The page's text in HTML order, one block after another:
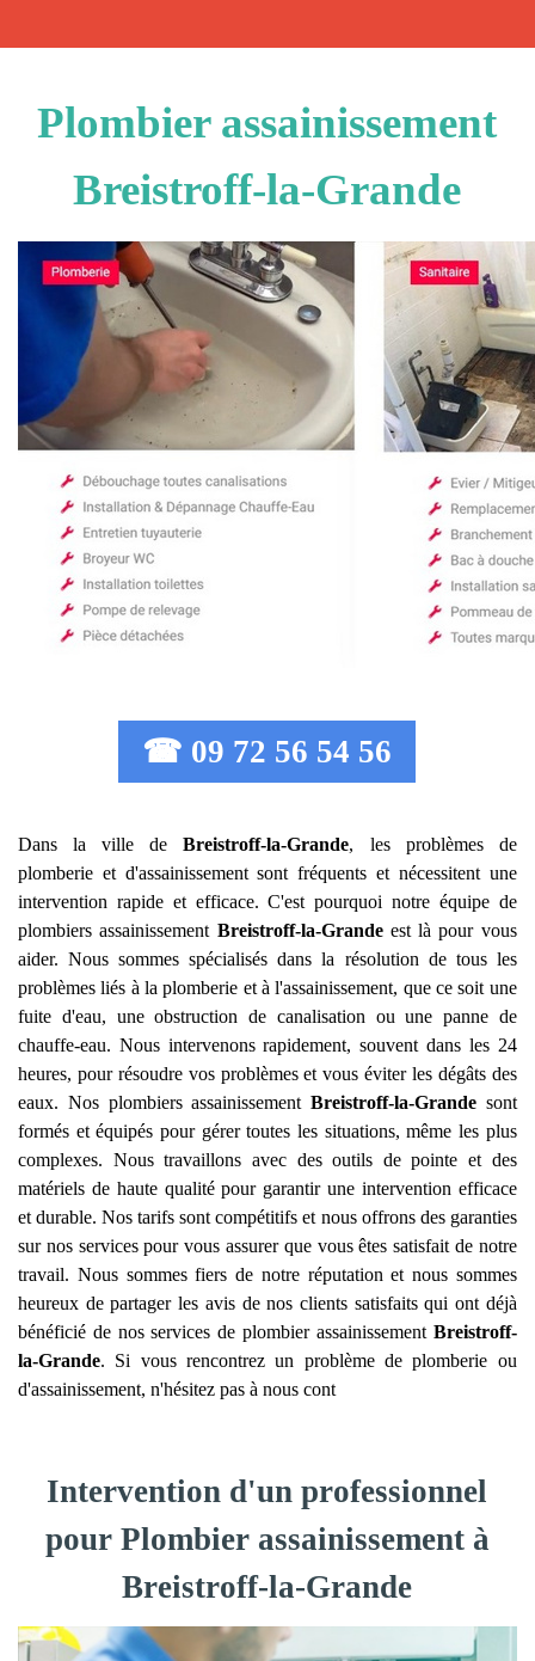
Plombier assainissement
Breistroff-la-Grande
☎ 09 72 56 54 56
Dans la ville deBreistroff-la-Grande, les problèmes de
plomberie et d'assainissement sont fréquents et nécessitent une
intervention rapide et efficace. C'est pourquoi notre équipe de
plombiers assainissement Breistroff-la-Grandeest là pour vous
aider. Nous sommes spécialisés dans la résolution de tous les
problèmes liés à la plomberie et à l'assainissement, que ce soit une
fuite d'eau, une obstruction de canalisation ou une panne de
chauffe-eau. Nous intervenons rapidement, souvent dans les 24
heures, pour résoudre vos problèmes et vous éviter les dégâts des
eaux. Nos plombiers assainissement Breistroff-la-Grande sont
formés et équipés pour gérer toutes les situations, même les plus
complexes. Nous travaillons avec des outils de pointe et des
matériels de haute qualité pour garantir une intervention efficace
et durable. Nos tarifs sont compétitifs et nous offrons des garanties
sur nos services pour vous assurer que vous êtes satisfait de notre
travail. Nous sommes fiers de notre réputation et nous sommes
heureux de partager les avis de nos clients satisfaits qui ont déjà
bénéficié de nos services de plombier assainissement Breistroff-
la-Grande. Si vous rencontrez un problème de plomberie ou
d'assainissement, n'hésitez pas à nous cont
Intervention d'un professionnel
pour Plombier assainissement à
Breistroff-la-Grande